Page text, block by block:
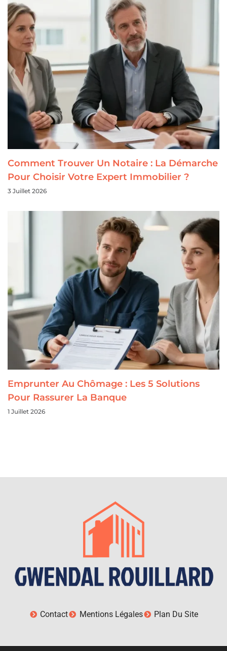
Comment Trouver Un Notaire : La Démarche
Pour Choisir Votre Expert Immobilier ?
3 Juillet 2026
Emprunter Au Chômage : Les 5 Solutions
Pour Rassurer La Banque
1 Juillet 2026
Contact Mentions Légales Plan Du Site